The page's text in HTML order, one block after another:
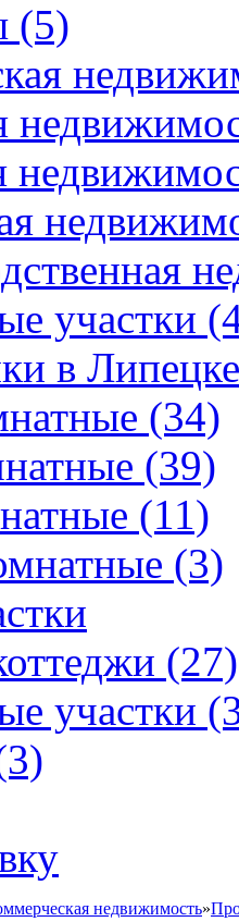
(5)
участки
в Липецке
(34)
(39)
(11)
(3)
(27)
участки
недвижимость»